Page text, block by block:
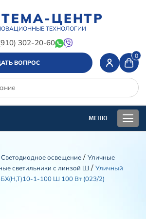
ЦЕНТР
ТЕХНОЛОГИИ
302-20-60
ВОПРОС
0
Светодиодное освещение / Уличные
светильники с линзой Ш / Уличный
1-100 Ш 100 Вт (023/2)